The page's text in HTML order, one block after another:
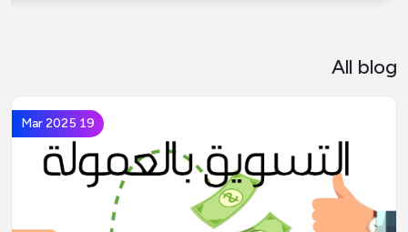
All blog
19 Mar 2025